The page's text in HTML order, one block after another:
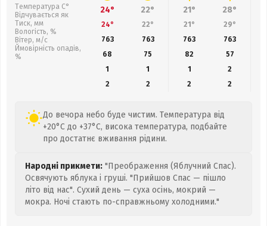
Температура С°
Відчувається як
Тиск, мм
Вологість, %
Вітер, м/с
Ймовірність опадів,
%
24° 22° 21° 28°
24° 22° 21° 29°
763
763 763 763
68
75 82
57
1
1 1
2
2
2 2 2
До вечора небо буде чистим. Температура від
+20°C до +37°C, висока температура, подбайте
про достатнє вживання рідини.
Народні прикмети: "Преображення (Яблучний Спас).
Освячують яблука і груші. "Прийшов Спас — пішло
літо від нас". Сухий день — суха осінь, мокрий —
мокра. Ночі стають по-справжньому холодними."